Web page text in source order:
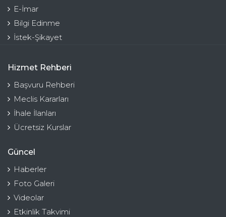
E-İmar
Bilgi Edinme
İstek-Şikayet
Hizmet Rehberi
Başvuru Rehberi
Meclis Kararları
İhale İlanları
Ücretsiz Kurslar
Güncel
Haberler
Foto Galeri
Videolar
Etkinlik Takvimi